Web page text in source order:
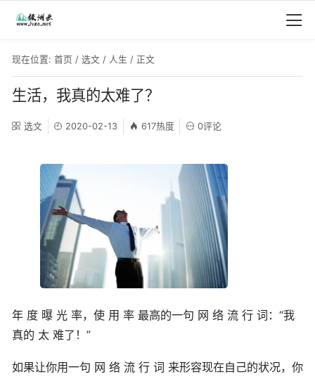
现在位置: 首页 / 选文 / 人生 / 正文
生活，我真的太难了？
选文 2020-02-13 617热度 0评论
年 度 曝 光 率，使 用 率 最高的一句 网 络 流 行 词：“我
真的 太 难了！”
如果让你用一句 网 络 流 行 词 来形容现在自己的状况，你